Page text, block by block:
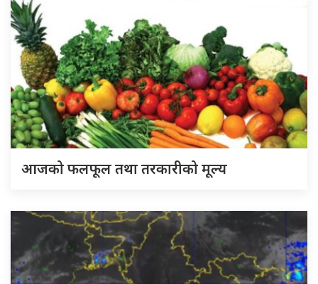
आजको फलफूल तथा तरकारीको मूल्य